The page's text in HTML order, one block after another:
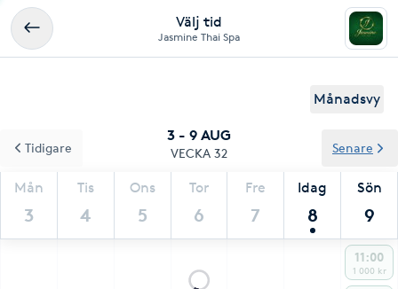
Välj tid
Jasmine Thai Spa
Månadsvy
3 - 9 AUG
VECKA 32
Mån
3
Tis
4
Ons
5
Tor
6
Fre
7
Idag
8
Sön
9
Tidigare Senare
11:00
1 000 kr